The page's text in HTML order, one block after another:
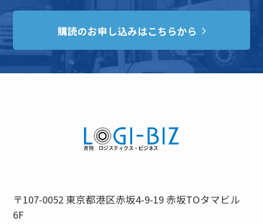
購読のお申し込みはこちらから
〒107-0052 東京都港区赤坂4-9-19 赤坂TOタマビル
6F